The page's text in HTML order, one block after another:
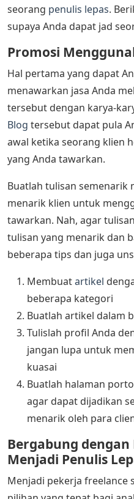
seorang penulis lepas.
supaya Anda dapat jad
Promosi
Hal pertama yang dapat
menawarkan jasa Anda
tersebut dengan karya-
Blog tersebut dapat pula
awal ketika seorang klien
yang Anda tawarkan.
Buatlah tulisan semenarik
menarik klien untuk
tawarkan. Nah, agar
tulisan yang menarik dan
beberapa tips dan juga
Membuatartikel
beberapa kategori
Buatlah artikel dalam
Tulislah profil Anda
jangan lupa untuk
kuasai
Buatlah halaman
agar dapat dijadikan
menarik oleh para
Bergabung
Menjadi Penulis
Menjadi pekerja freelance